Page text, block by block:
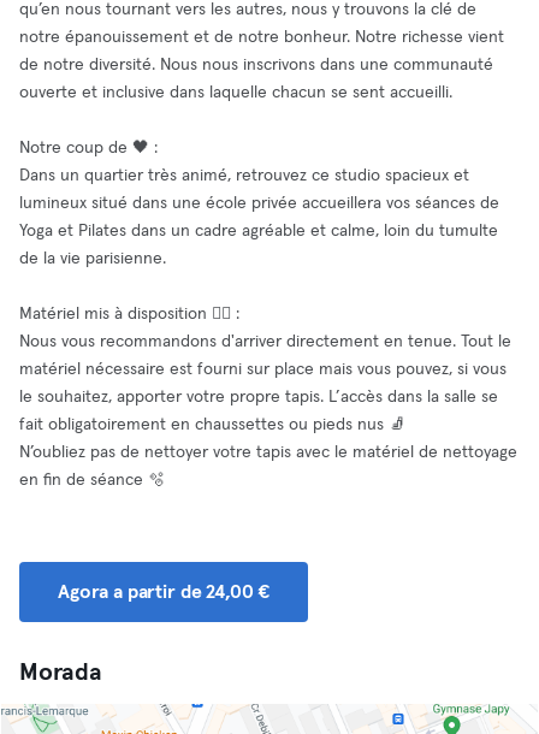
qu’en nous tournant vers les autres, nous y trouvons la clé de
notre épanouissement et de notre bonheur. Notre richesse vient
de notre diversité. Nous nous inscrivons dans une communauté
ouverte et inclusive dans laquelle chacun se sent accueilli.
Notre coup de 🖤 :
Dans un quartier très animé, retrouvez ce studio spacieux et
lumineux situé dans une école privée accueillera vos séances de
Yoga et Pilates dans un cadre agréable et calme, loin du tumulte
de la vie parisienne.
Matériel mis à disposition 🧘‍♂️ :
Nous vous recommandons d'arriver directement en tenue. Tout le
matériel nécessaire est fourni sur place mais vous pouvez, si vous
le souhaitez, apporter votre propre tapis. L’accès dans la salle se
fait obligatoirement en chaussettes ou pieds nus 🧦
N’oubliez pas de nettoyer votre tapis avec le matériel de nettoyage
en fin de séance 🫧
Agora a partir de 24,00 €
Morada